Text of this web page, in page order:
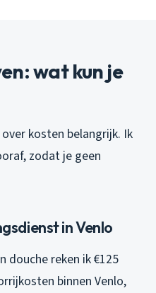
wat kun je
kosten belangrijk. Ik
zodat je geen
in Venlo
douche reken ik €125
binnen Venlo,